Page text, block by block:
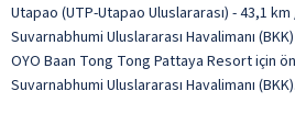
Utapao (UTP-Utapao Uluslararası) - 43,1
Suvarnabhumi Uluslararası Havalimanı
OYO Baan Tong Tong Pattaya Resort için
Suvarnabhumi Uluslararası Havalimanı (BKK).